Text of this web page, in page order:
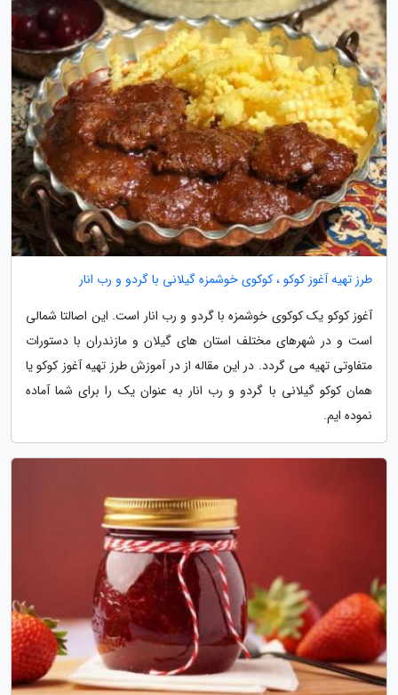
طرز تهیه آغوز کوکو ، کوکوی خوشمزه گیلانی با گردو و رب انار
آغوز کوکو یک کوکوی خوشمزه با گردو و رب انار است. این اصالتا شمالی
است و در شهرهای مختلف استان های گیلان و مازندران با دستورات
متفاوتی تهیه می گردد. در این مقاله از در آموزش طرز تهیه آغوز کوکو یا
همان کوکو گیلانی با گردو و رب انار به عنوان یک را برای شما آماده
نموده ایم.